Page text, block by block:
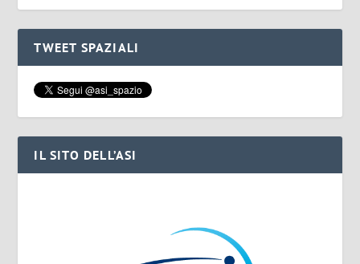
TWEET SPAZIALI
IL SITO DELL’ASI